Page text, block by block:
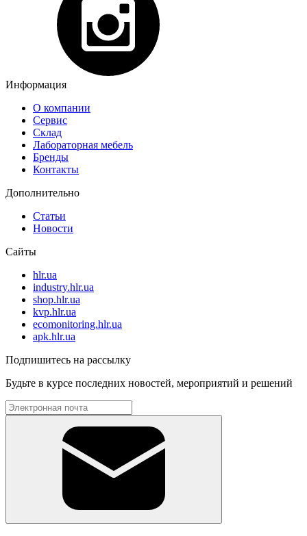
Информация
О компании
Сервис
Склад
Лабораторная мебель
Бренды
Контакты
Дополнительно
Статьи
Новости
Сайты
hlr.ua
industry.hlr.ua
shop.hlr.ua
kvp.hlr.ua
ecomonitoring.hlr.ua
apk.hlr.ua
Подпишитесь на рассылку
Будьте в курсе последних новостей, мероприятий и решений